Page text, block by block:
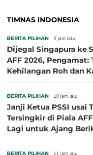
TIMNAS INDONESIA
BERITA PILIHAN 9 jam lalu
Dijegal Singapura ke
AFF 2026, Pengamat:
Kehilangan Roh dan
BERITA PILIHAN 10 jam lalu
Janji Ketua PSSI usai
Tersingkir di Piala
Lagi untuk Ajang
BERITA PILIHAN 11 jam lalu